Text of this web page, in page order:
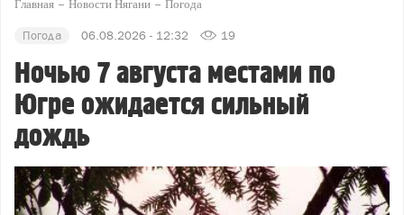
Главная Новости Нягани Погода
Погода 06.08.2026 - 12:32 19
Ночью 7 августа местами по
Югре ожидается сильный
дождь